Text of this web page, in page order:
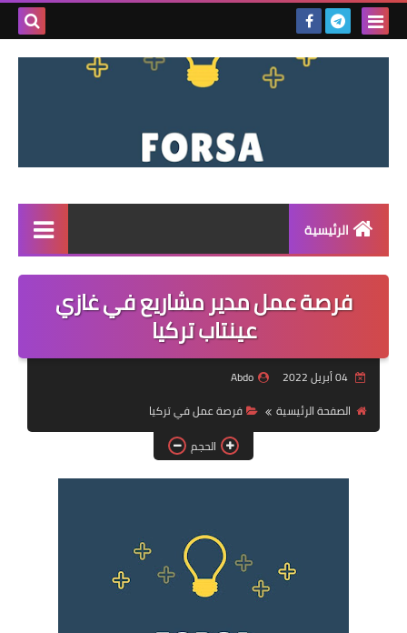
بحث
الرئيسية
القائمة
مناقصات
فرص عمل داخل سوريا
فرص عمل في العراق
فرص عمل في اليمن
دورات تدريبية
فرصة عمل مدير مشاريع في غازي
عينتاب تركيا
04 أبريل 2022
Abdo
الصفحة الرئيسية
فرصة عمل في تركيا
الحجم